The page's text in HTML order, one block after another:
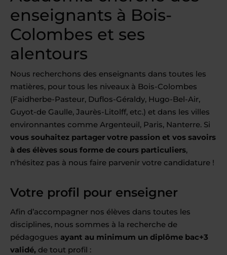
enseignants à Bois-
Colombes et ses
alentours
Nous recherchons des enseignants dans toutes les
matières, pour tous les niveaux à Bois-Colombes
(Faidherbe-Pasteur, Duflos-Géraldy, Hugo-Bel-Air,
Guyot-de Gaulle, Jaurès-Litolff, etc.) et dans les villes
environnantes comme Argenteuil, Paris, Nanterre. Si
vous souhaitez partager votre passion et vos savoirs
à des élèves sous forme de cours particuliers,
n'hésitez pas à nous faire parvenir votre candidature !
Votre profil pour enseigner
Afin d’accompagner nos élèves dans toutes les
disciplines, nous sommes à la recherche de
pédagogues ayant au minimum un diplôme bac+3
validé, de tout profil :